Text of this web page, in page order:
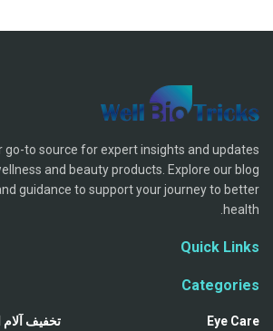
go-to source for expert insights and updates
and beauty products. Explore our blog
guidance to support your journey to better
health.
Quick Links
Categories
Eye Care
تخفيف